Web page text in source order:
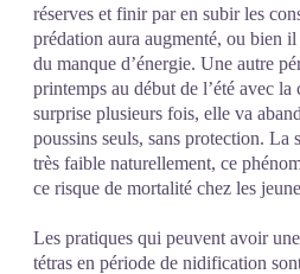
réserves et finir par en subir les
prédation aura augmenté, ou bien
du manque d’énergie. Une autre
printemps au début de l’été avec
surprise plusieurs fois, elle va
poussins seuls, sans protection. La
très faible naturellement, ce
ce risque de mortalité chez les
Les pratiques qui peuvent avoir
tétras en période de nidification